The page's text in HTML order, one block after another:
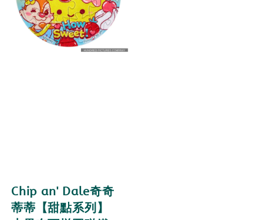
Chip an' Dale奇奇
蒂蒂【甜點系列】